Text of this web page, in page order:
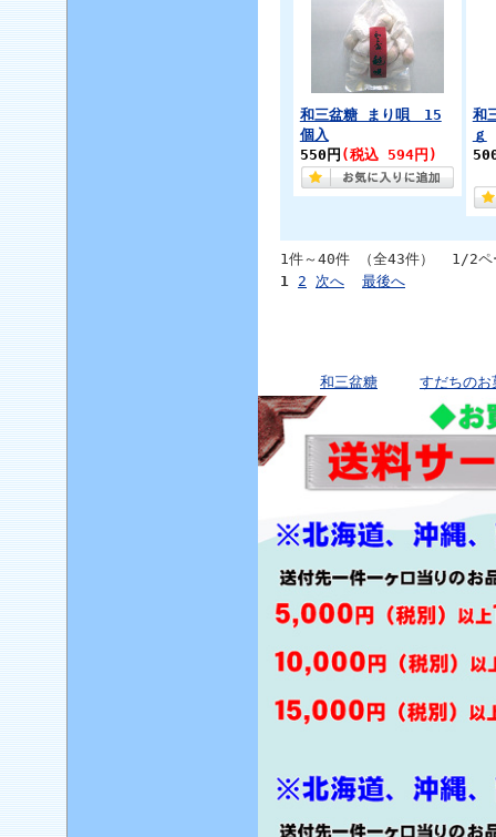
和三盆糖 まり唄 15
個入
550円 (税込 594円)
和
ｇ
1件～40件 （全43件） 1/2ペ
1 2 次へ 最後へ
和三盆糖 すだちのお